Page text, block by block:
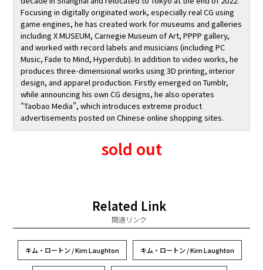
Focusing in digitally originated work, especially real CG using
game engines, he has created work for museums and galleries
including X MUSEUM, Carnegie Museum of Art, PPPP gallery,
and worked with record labels and musicians (including PC
Music, Fade to Mind, Hyperdub). In addition to video works, he
produces three-dimensional works using 3D printing, interior
design, and apparel production. Firstly emerged on Tumblr,
while announcing his own CG designs, he also operates
“Taobao Media”, which introduces extreme product
advertisements posted on Chinese online shopping sites.
sold out
Related Link
関連リンク
キム・ロートン / Kim Laughton キム・ロートン / Kim Laughton